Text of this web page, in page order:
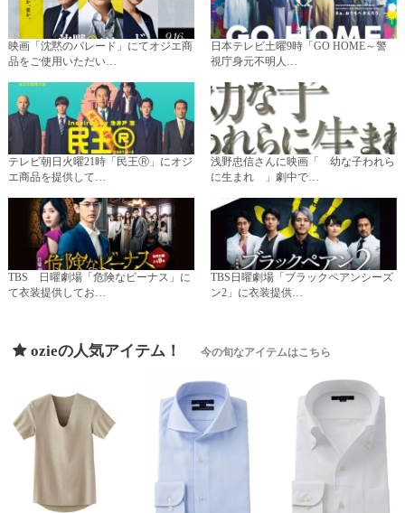
映画「沈黙のパレード」にてオジエ商
品をご使用いただい…
日本テレビ土曜9時「GO HOME～警
視庁身元不明人…
テレビ朝日火曜21時「民王Ⓡ」にオジ
エ商品を提供して…
浅野忠信さんに映画「 幼な子われら
に生まれ 」劇中で…
TBS 日曜劇場「危険なビーナス」に
て衣装提供してお…
TBS日曜劇場「ブラックペアンシーズ
ン2」に衣装提供…
ozieの人気アイテム！ 今の旬なアイテムはこちら